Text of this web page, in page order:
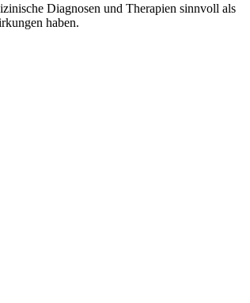
Diagnosen und Therapien sinnvoll als
haben.